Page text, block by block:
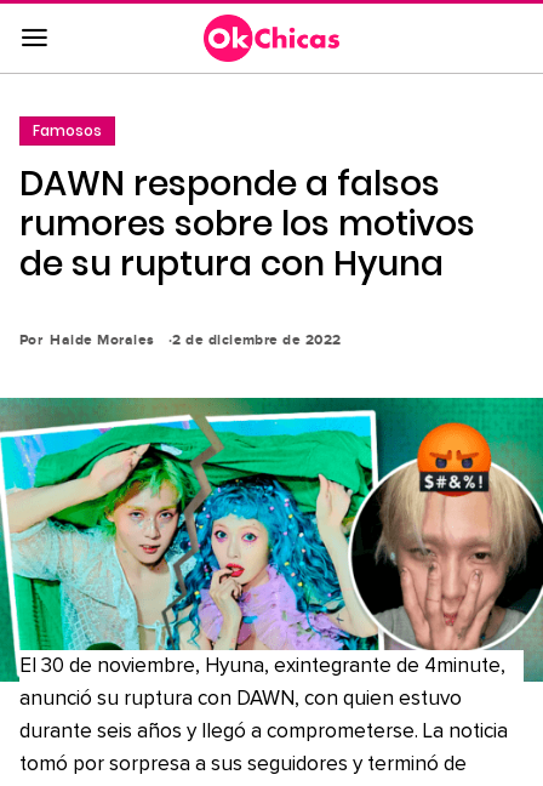
Saltar
al
contenido
la
navegación
principal
Famosos
DAWN responde a falsos
rumores sobre los motivos
de su ruptura con Hyuna
Por Haide Morales 2 de diciembre de 2022
El 30 de noviembre, Hyuna, exintegrante de 4minute,
anunció su ruptura con DAWN, con quien estuvo
durante seis años y llegó a comprometerse. La noticia
tomó por sorpresa a sus seguidores y terminó de